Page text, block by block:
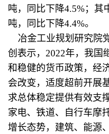
吨，同比下降4.5%；其
吨，同比下降4.4%。
冶金工业规划研究院
创表示，2022年，我国
和稳健的货币政策，经
会改变，适度超前开展
求总体稳定提供有效支
家电、铁道、自行车摩
增长态势，建筑、能源